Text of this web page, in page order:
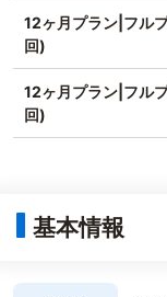
12ヶ月プラン|フル
回)
12ヶ月プラン|フル
回)
基本情報